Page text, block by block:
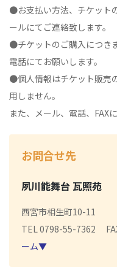
●お支払い方法、チケット
ールにてご連絡致します。
●チケットのご購入につき
電話にてお願いします。
●個人情報はチケット販売
用しません。
また、メール、電話、FAX
お問合せ先
夙川能舞台 瓦照苑
西宮市相生町10-11
TEL 0798-55-7362
ーム▼